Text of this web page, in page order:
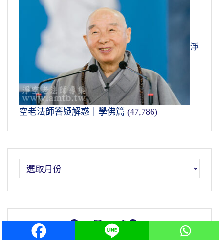
淨
空老法師答疑解惑｜學佛篇 (47,786)